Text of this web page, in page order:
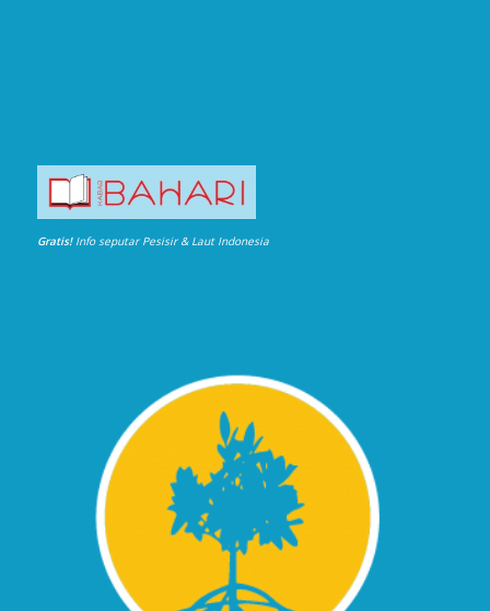
Gratis! Info seputar Pesisir & Laut Indonesia